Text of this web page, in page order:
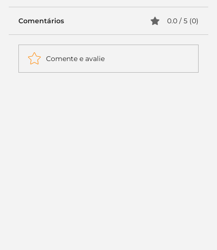
Comentários 0.0 / 5 (0)
Comente e avalie